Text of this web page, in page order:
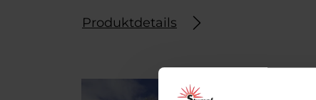
Produktdetails